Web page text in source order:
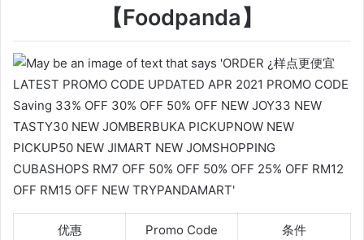
【Foodpanda】
优惠 Promo Code 条件